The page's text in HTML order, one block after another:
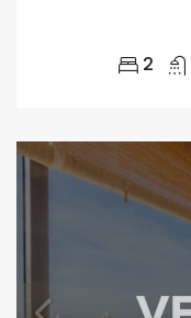
2